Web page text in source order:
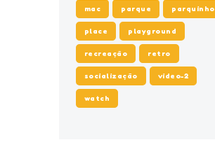
mac parque parquinho
place playground
recreação retro
socialização video-2
watch